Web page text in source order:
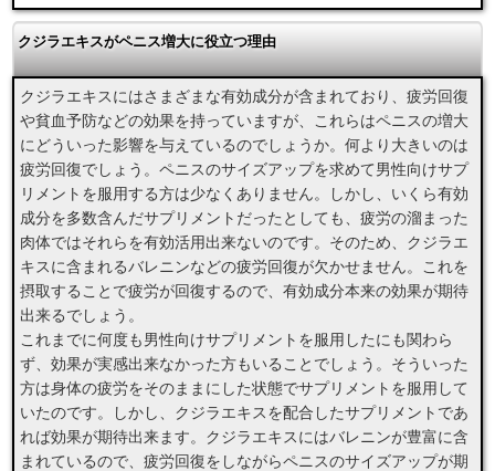
クジラエキスがペニス増大に役立つ理由
クジラエキスにはさまざまな有効成分が含まれており、疲労回復
や貧血予防などの効果を持っていますが、これらはペニスの増大
にどういった影響を与えているのでしょうか。何より大きいのは
疲労回復でしょう。ペニスのサイズアップを求めて男性向けサプ
リメントを服用する方は少なくありません。しかし、いくら有効
成分を多数含んだサプリメントだったとしても、疲労の溜まった
肉体ではそれらを有効活用出来ないのです。そのため、クジラエ
キスに含まれるバレニンなどの疲労回復が欠かせません。これを
摂取することで疲労が回復するので、有効成分本来の効果が期待
出来るでしょう。
これまでに何度も男性向けサプリメントを服用したにも関わら
ず、効果が実感出来なかった方もいることでしょう。そういった
方は身体の疲労をそのままにした状態でサプリメントを服用して
いたのです。しかし、クジラエキスを配合したサプリメントであ
れば効果が期待出来ます。クジラエキスにはバレニンが豊富に含
まれているので、疲労回復をしながらペニスのサイズアップが期